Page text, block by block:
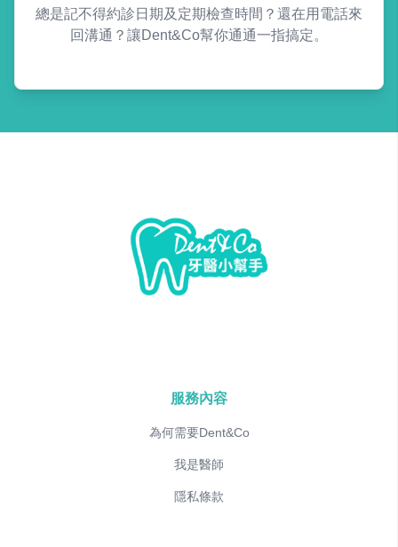
總是記不得約診日期及定期檢查時間？還在用電話來
回溝通？讓Dent&Co幫你通通一指搞定。
服務內容
為何需要Dent&Co
我是醫師
隱私條款